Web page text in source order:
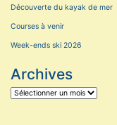
Découverte du kayak de mer
Courses à venir
Week-ends ski 2026
Archives
Archives